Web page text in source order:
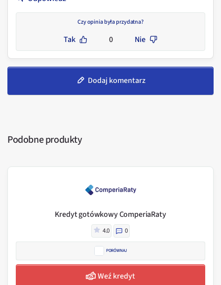
Czy opinia była przydatna?
Tak 0 Nie
Dodaj komentarz
Podobne produkty
Kredyt gotówkowy ComperiaRaty
4.0 0
PORÓWNAJ
Weź kredyt